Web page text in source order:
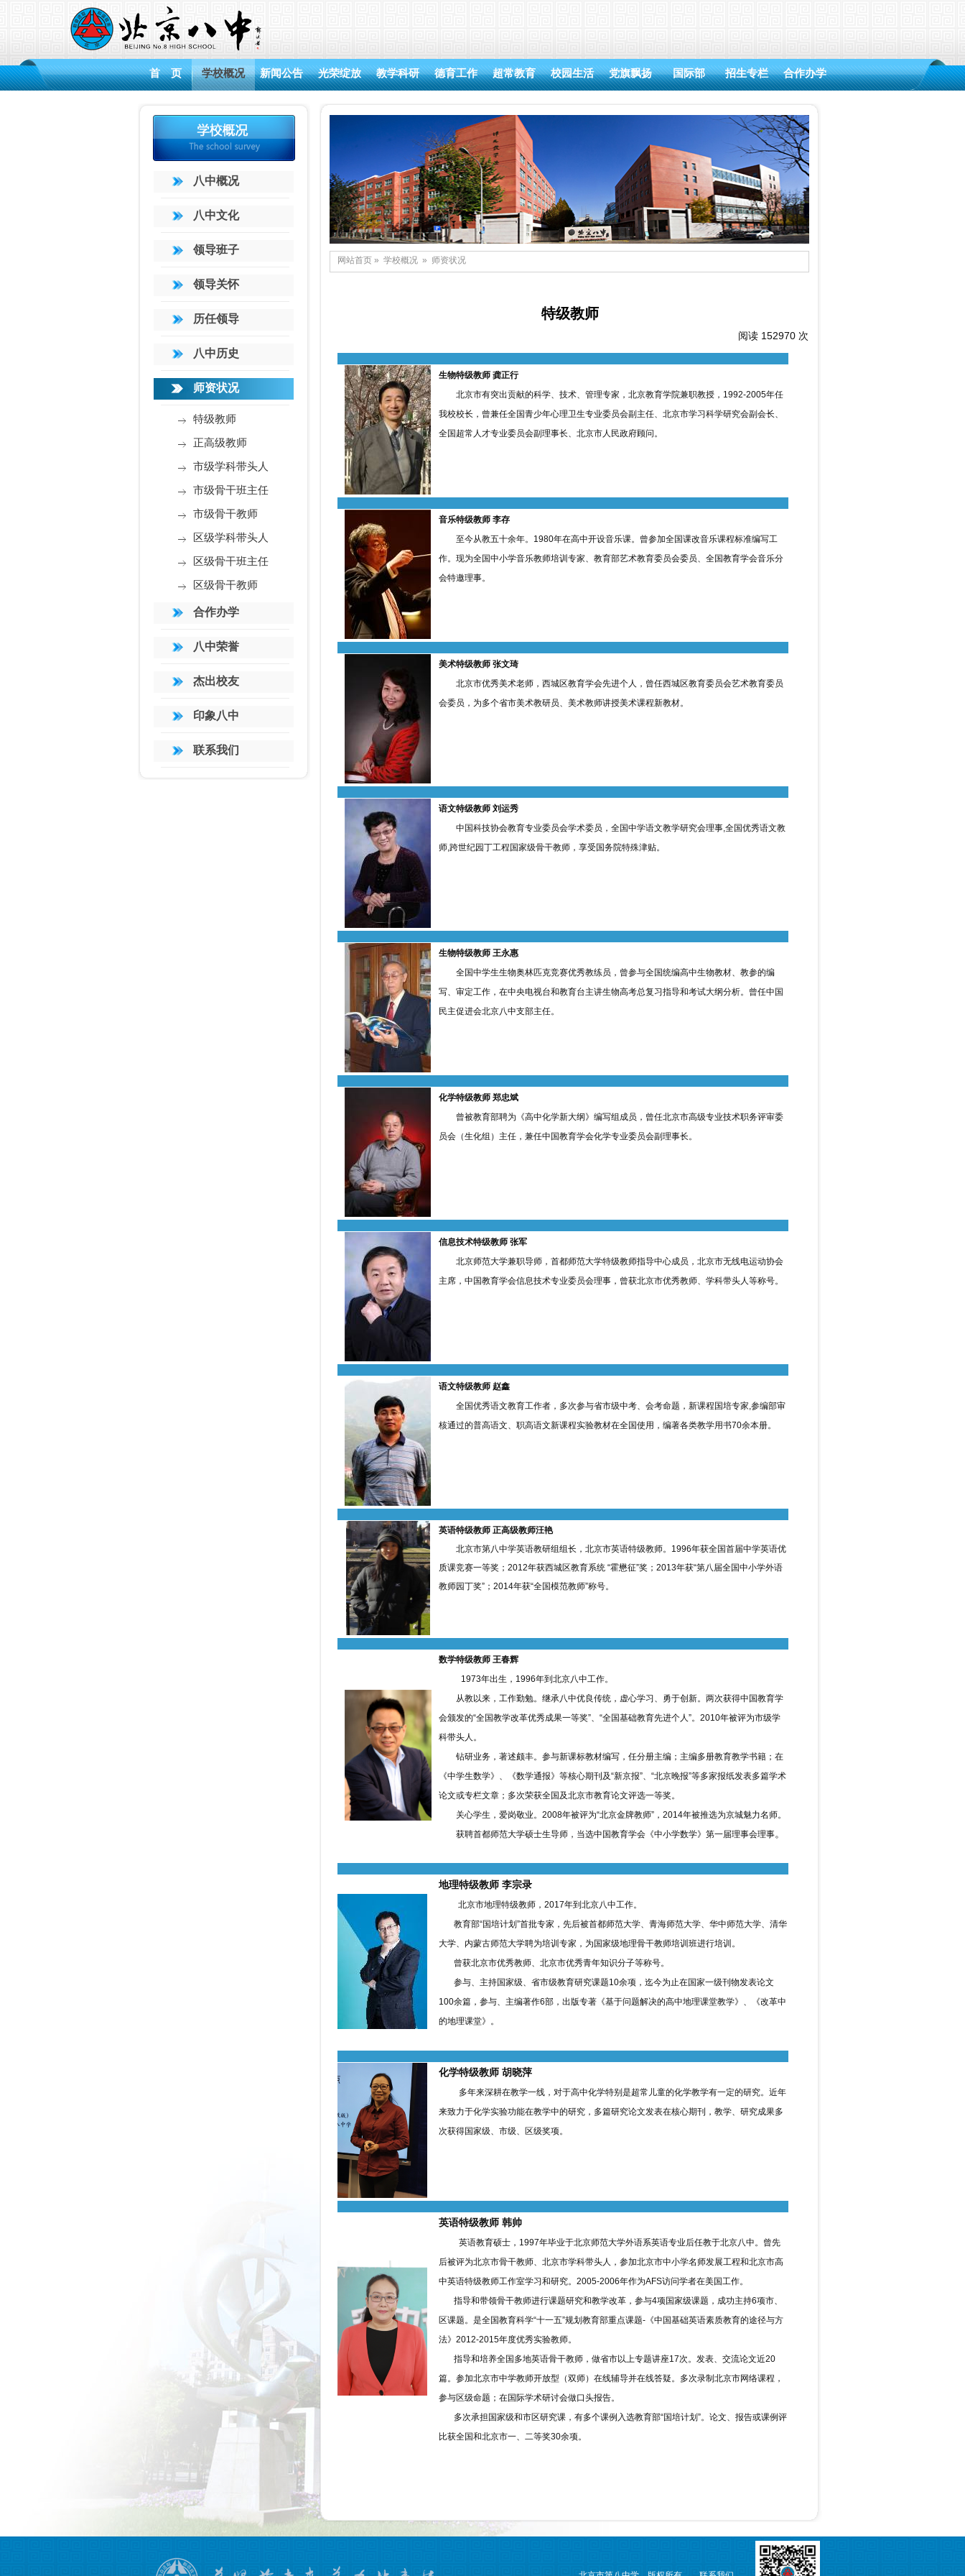
首 页 学校概况 新闻公告 光荣绽放 教学科研 德育工作 超常教育 校园生活 党旗飘扬 国际部 招生专栏 合作办学
八中概况
八中文化
领导班子
领导关怀
历任领导
八中历史
师资状况
特级教师
正高级教师
市级学科带头人
市级骨干班主任
市级骨干教师
区级学科带头人
区级骨干班主任
区级骨干教师
合作办学
八中荣誉
杰出校友
印象八中
联系我们
网站首页 » 学校概况 » 师资状况
特级教师
阅读 152970 次
生物特级教师 龚正行
北京市有突出贡献的科学、技术、管理专家，北京教育学院兼职教授，1992-2005年任
我校校长，曾兼任全国青少年心理卫生专业委员会副主任、北京市学习科学研究会副会长、
全国超常人才专业委员会副理事长、北京市人民政府顾问。
音乐特级教师 李存
至今从教五十余年。1980年在高中开设音乐课。曾参加全国课改音乐课程标准编写工
作。现为全国中小学音乐教师培训专家、教育部艺术教育委员会委员、全国教育学会音乐分
会特邀理事。
美术特级教师 张文琦
北京市优秀美术老师，西城区教育学会先进个人，曾任西城区教育委员会艺术教育委员
会委员，为多个省市美术教研员、美术教师讲授美术课程新教材。
语文特级教师 刘运秀
中国科技协会教育专业委员会学术委员，全国中学语文教学研究会理事,全国优秀语文教
师,跨世纪园丁工程国家级骨干教师，享受国务院特殊津贴。
生物特级教师 王永惠
全国中学生生物奥林匹克竞赛优秀教练员，曾参与全国统编高中生物教材、教参的编
写、审定工作，在中央电视台和教育台主讲生物高考总复习指导和考试大纲分析。曾任中国
民主促进会北京八中支部主任。
化学特级教师 郑忠斌
曾被教育部聘为《高中化学新大纲》编写组成员，曾任北京市高级专业技术职务评审委
员会（生化组）主任，兼任中国教育学会化学专业委员会副理事长。
信息技术特级教师 张军
北京师范大学兼职导师，首都师范大学特级教师指导中心成员，北京市无线电运动协会
主席，中国教育学会信息技术专业委员会理事，曾获北京市优秀教师、学科带头人等称号。
语文特级教师 赵鑫
全国优秀语文教育工作者，多次参与省市级中考、会考命题，新课程国培专家,参编部审
核通过的普高语文、职高语文新课程实验教材在全国使用，编著各类教学用书70余本册。
英语特级教师 正高级教师汪艳
北京市第八中学英语教研组组长，北京市英语特级教师。1996年获全国首届中学英语优
质课竞赛一等奖；2012年获西城区教育系统 “霍懋征”奖；2013年获“第八届全国中小学外语
教师园丁奖”；2014年获“全国模范教师”称号。
数学特级教师 王春辉
1973年出生，1996年到北京八中工作。
从教以来，工作勤勉。继承八中优良传统，虚心学习、勇于创新。两次获得中国教育学
会颁发的“全国教学改革优秀成果一等奖”、“全国基础教育先进个人”。2010年被评为市级学
科带头人。
钻研业务，著述颇丰。参与新课标教材编写，任分册主编；主编多册教育教学书籍；在
《中学生数学》、《数学通报》等核心期刊及“新京报”、“北京晚报”等多家报纸发表多篇学术
论文或专栏文章；多次荣获全国及北京市教育论文评选一等奖。
关心学生，爱岗敬业。2008年被评为“北京金牌教师”，2014年被推选为京城魅力名师。
获聘首都师范大学硕士生导师，当选中国教育学会《中小学数学》第一届理事会理事。
地理特级教师 李宗录
北京市地理特级教师，2017年到北京八中工作。
教育部“国培计划”首批专家，先后被首都师范大学、青海师范大学、华中师范大学、清华
大学、内蒙古师范大学聘为培训专家，为国家级地理骨干教师培训班进行培训。
曾获北京市优秀教师、北京市优秀青年知识分子等称号。
参与、主持国家级、省市级教育研究课题10余项，迄今为止在国家一级刊物发表论文
100余篇，参与、主编著作6部，出版专著《基于问题解决的高中地理课堂教学》、《改革中
的地理课堂》。
化学特级教师 胡晓萍
多年来深耕在教学一线，对于高中化学特别是超常儿童的化学教学有一定的研究。近年
来致力于化学实验功能在教学中的研究，多篇研究论文发表在核心期刊，教学、研究成果多
次获得国家级、市级、区级奖项。
英语特级教师 韩帅
英语教育硕士，1997年毕业于北京师范大学外语系英语专业后任教于北京八中。曾先
后被评为北京市骨干教师、北京市学科带头人，参加北京市中小学名师发展工程和北京市高
中英语特级教师工作室学习和研究。2005-2006年作为AFS访问学者在美国工作。
指导和带领骨干教师进行课题研究和教学改革，参与4项国家级课题，成功主持6项市、
区课题。是全国教育科学“十一五”规划教育部重点课题-《中国基础英语素质教育的途径与方
法》2012-2015年度优秀实验教师。
指导和培养全国多地英语骨干教师，做省市以上专题讲座17次。发表、交流论文近20
篇。参加北京市中学教师开放型（双师）在线辅导并在线答疑。多次录制北京市网络课程，
参与区级命题；在国际学术研讨会做口头报告。
多次承担国家级和市区研究课，有多个课例入选教育部“国培计划”。论文、报告或课例评
比获全国和北京市一、二等奖30余项。